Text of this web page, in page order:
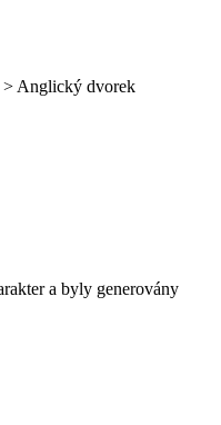
>Anglický dvorek
a byly generovány